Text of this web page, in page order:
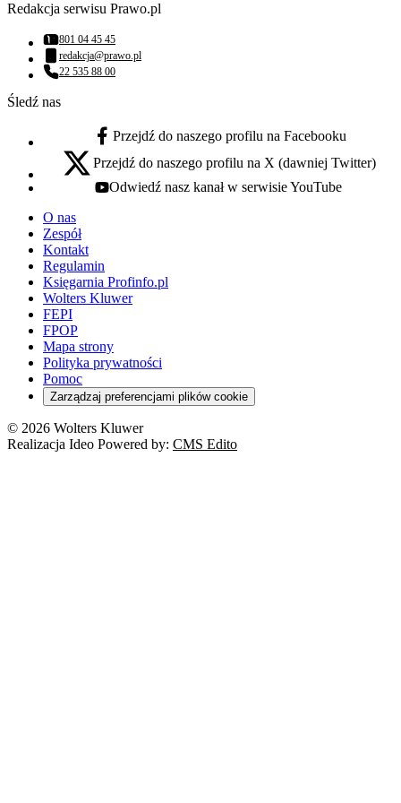
Redakcja serwisu Prawo.pl
Numer telefonu:
801 04 45 45
Adres email:
redakcja@prawo.pl
Numer telefonu:
22 535 88 00
Śledź nas
facebook - otwiera się w nowej karcie
Przejdź do naszego profilu na Facebooku
x - otwiera się w nowej karcie
Przejdź do naszego profilu na X (dawniej Twitter)
youtube - otwiera się w nowej karcie
Odwiedź nasz kanał w serwisie YouTube
O nas
Zespół
Kontakt
Regulamin
Księgarnia Profinfo.pl
Wolters Kluwer
FEPI
FPOP
Mapa strony
Polityka prywatności
Pomoc
Zarządzaj preferencjami plików cookie
© 2026 Wolters Kluwer
Realizacja Ideo Powered by: CMS Edito